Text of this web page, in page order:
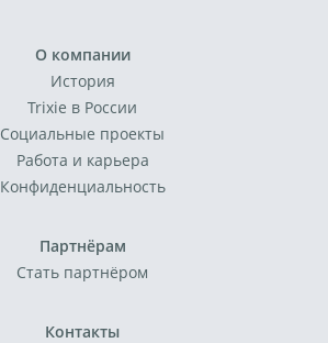
О компании
История
Trixie в России
Социальные проекты
Работа и карьера
Конфиденциальность
Партнёрам
Стать партнёром
Контакты